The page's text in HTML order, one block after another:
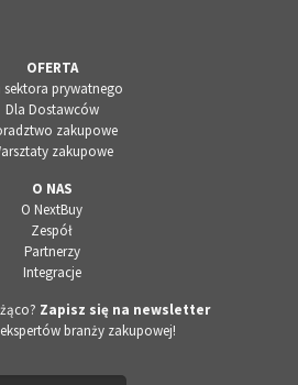
OFERTA
sektora prywatnego
Dla Dostawców
zakupowe
zakupowe
O NAS
O NextBuy
Zespół
Partnerzy
Integracje
Zapisz się na newsletter
branży zakupowej!